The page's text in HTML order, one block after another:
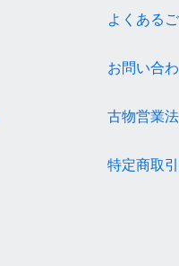
よくある
お問い合
古物営業
特定商取